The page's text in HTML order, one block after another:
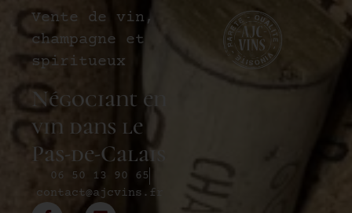
Vente de vin,
champagne et
spiritueux
Négociant en
vin dans le
Pas-de-Calais
06 50 13 90 65
contact@ajcvins.fr